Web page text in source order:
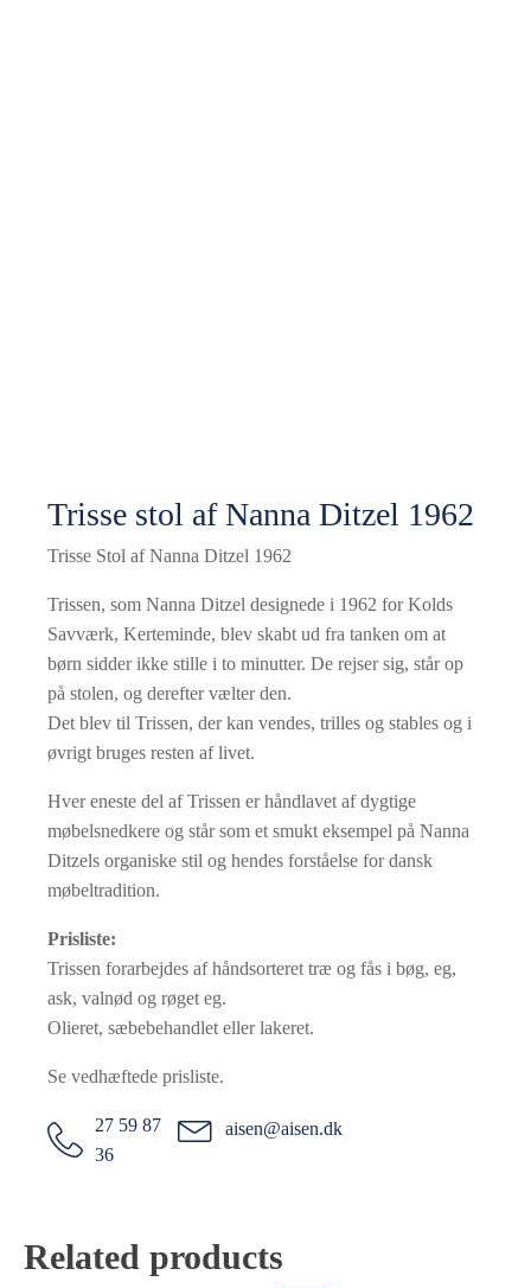
Trisse stol af Nanna Ditzel 1962
Trisse Stol af Nanna Ditzel 1962
Trissen, som Nanna Ditzel designede i 1962 for Kolds
Savværk, Kerteminde, blev skabt ud fra tanken om at
børn sidder ikke stille i to minutter. De rejser sig, står op
på stolen, og derefter vælter den.
Det blev til Trissen, der kan vendes, trilles og stables og i
øvrigt bruges resten af livet.
Hver eneste del af Trissen er håndlavet af dygtige
møbelsnedkere og står som et smukt eksempel på Nanna
Ditzels organiske stil og hendes forståelse for dansk
møbeltradition.
Prisliste:
Trissen forarbejdes af håndsorteret træ og fås i bøg, eg,
ask, valnød og røget eg.
Olieret, sæbebehandlet eller lakeret.
Se vedhæftede prisliste.
27 59 87
36
aisen@aisen.dk
Related products